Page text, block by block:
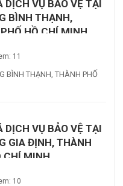
DỊCH VỤ BẢO VỆ TẠI
BÌNH THẠNH,
HỒ CHÍ MINH
11
BÌNH THẠNH, THÀNH PHỐ
DỊCH VỤ BẢO VỆ TẠI
GIA ĐỊNH, THÀNH
CHÍ MINH
10